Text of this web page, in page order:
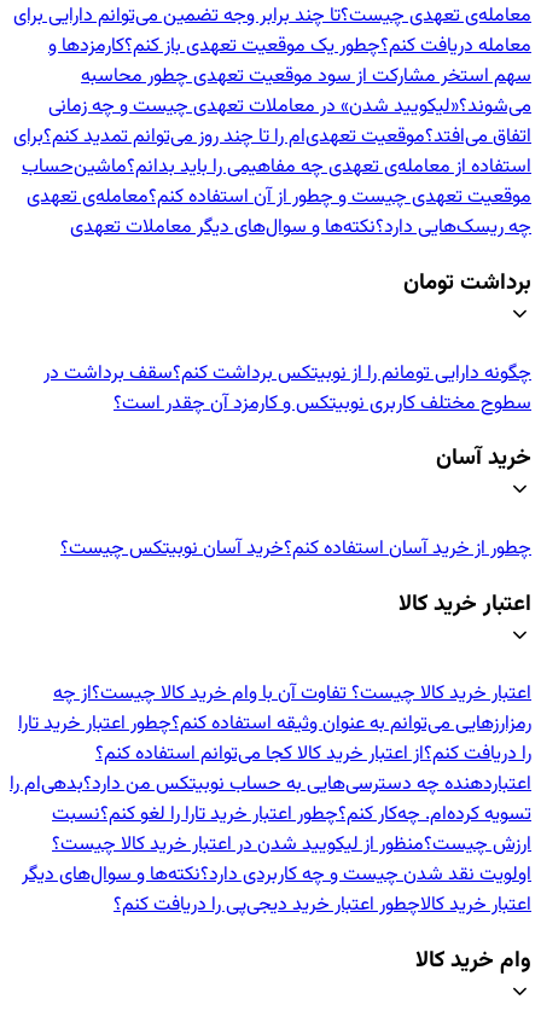
معامله‌ی تعهدی چیست؟تا چند برابر وجه تضمین می‌توانم دارایی برای
معامله دریافت کنم؟چطور یک موقعیت تعهدی باز کنم؟کارمزدها و
سهم استخر مشارکت از سود موقعیت تعهدی چطور محاسبه
می‌شوند؟«لیکویید شدن» در معاملات تعهدی چیست و چه زمانی
اتفاق می‌افتد؟موقعیت تعهدی‌ام را تا چند روز می‌توانم تمدید کنم؟برای
استفاده از معامله‌ی تعهدی چه مفاهیمی را باید بدانم؟ماشین‌حساب
موقعیت تعهدی چیست و چطور از آن استفاده کنم؟معامله‌ی تعهدی
چه ریسک‌هایی دارد؟نکته‌ها و سوال‌های دیگر معاملات تعهدی
برداشت تومان
چگونه دارایی تومانم را از نوبیتکس برداشت کنم؟سقف برداشت در
سطوح مختلف کاربری نوبیتکس و کارمزد آن چقدر است؟
خرید آسان
چطور از خرید آسان استفاده کنم؟خرید آسان نوبیتکس چیست؟
اعتبار خرید کالا
اعتبار خرید کالا چیست؟ تفاوت آن با وام خرید کالا چیست؟از چه
رمزارزهایی می‌توانم به عنوان وثیقه استفاده کنم؟چطور اعتبار خرید تارا
را دریافت کنم؟از اعتبار خرید کالا کجا می‌توانم استفاده کنم؟
اعتباردهنده‌ چه دسترسی‌هایی به حساب نوبیتکس من دارد؟بدهی‌ام را
تسویه کرده‌ام. چه‌کار کنم؟چطور اعتبار خرید تارا را لغو کنم؟نسبت
ارزش چیست؟منظور از لیکویید شدن در اعتبار خرید کالا چیست؟
اولویت نقد شدن چیست و چه کاربردی دارد؟نکته‌ها و سوال‌های دیگر
اعتبار خرید کالاچطور اعتبار خرید دیجی‌پی را دریافت کنم؟
وام خرید کالا